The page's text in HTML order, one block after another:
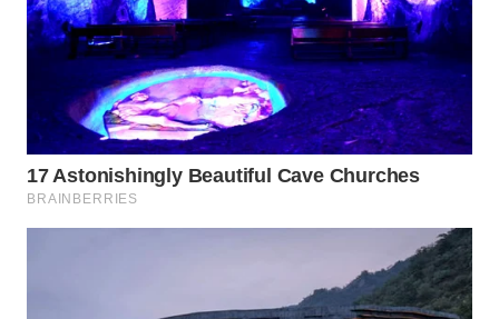
ID
WAHANANEWS
CO ID
WAHANANEWS
NET